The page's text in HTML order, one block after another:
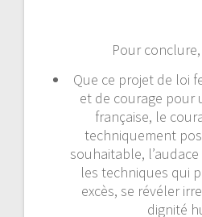
Pour conclure,
Que ce projet de loi
et de courage pour
française, le
techniquement
souhaitable,
les techniques qui
excès, se révéler
dignité